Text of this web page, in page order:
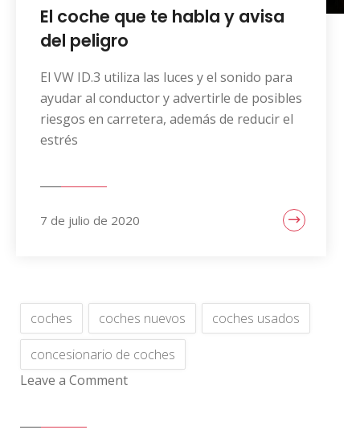
El coche que te habla y avisa
del peligro
El VW ID.3 utiliza las luces y el sonido para
ayudar al conductor y advertirle de posibles
riesgos en carretera, además de reducir el
estrés
7 de julio de 2020
coches coches nuevos coches usados
concesionario de coches
Leave a Comment